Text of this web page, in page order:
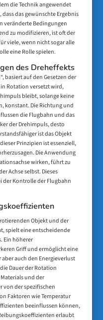
die Technik angewendet
das gewünschte Ergebnis
veränderte Bedingungen
zu modifizieren, ist oft der
viele, wenn nicht sogar alle
eine Rolle spielen.
des Dreheffekts
basiert auf den Gesetzen der
Rotation versetzt wird,
bleibt, solange keine
konstant. Die Richtung und
die Flugbahn und das
der Drehimpuls, desto
ist das Objekt
Prinzipien ist essenziell,
Die Anwendung
wirken, führt zu
Achse selbst. Dieses
der Kontrolle der Flugbahn
Objekt und der
spielt eine entscheidende
Ein höherer
Griff und ermöglicht eine
auch den Energieverlust
Dauer der Rotation
und der
von der spezifischen
Faktoren wie Temperatur
beeinflussen können,
erlaubt